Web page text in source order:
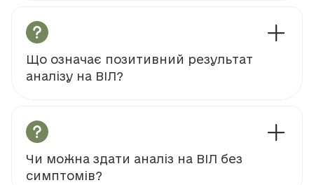
Що означає позитивний результат
аналізу на ВІЛ?
Чи можна здати аналіз на ВІЛ без
симптомів?